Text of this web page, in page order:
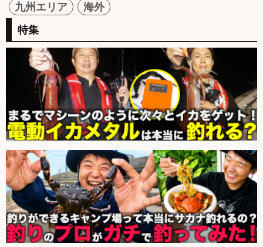
九州エリア
海外
特集